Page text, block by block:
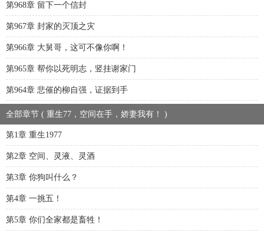
第968章 留下一个信封
第967章 封家的灭顶之灾
第966章 大舅哥，这可不像你啊！
第965章 帮你以死明志，竖挂谢家门
第964章 悲催的柳自强，证据到手
全部章节 ( 重生77，空间在手，娇妻我有！ )
第1章 重生1977
第2章 空间、灵液、灵酒
第3章 你狗叫什么？
第4章 一挑五！
第5章 你们全家都是畜牲！